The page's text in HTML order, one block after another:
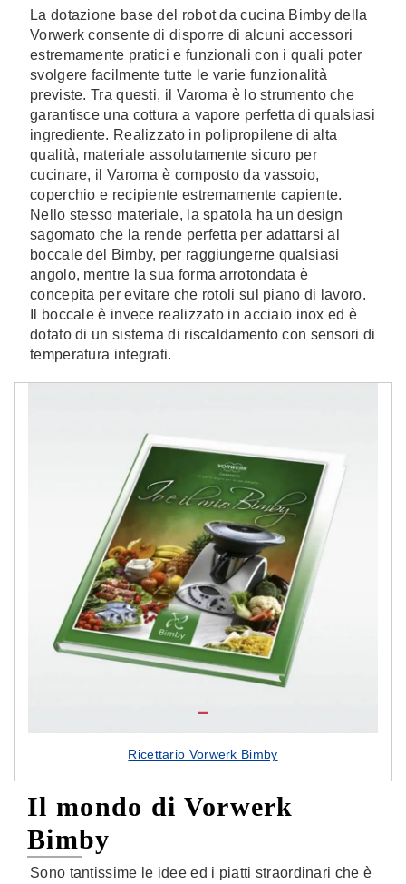
La dotazione base del robot da cucina Bimby della
Vorwerk consente di disporre di alcuni accessori
estremamente pratici e funzionali con i quali poter
svolgere facilmente tutte le varie funzionalità
previste. Tra questi, il Varoma è lo strumento che
garantisce una cottura a vapore perfetta di qualsiasi
ingrediente. Realizzato in polipropilene di alta
qualità, materiale assolutamente sicuro per
cucinare, il Varoma è composto da vassoio,
coperchio e recipiente estremamente capiente.
Nello stesso materiale, la spatola ha un design
sagomato che la rende perfetta per adattarsi al
boccale del Bimby, per raggiungerne qualsiasi
angolo, mentre la sua forma arrotondata è
concepita per evitare che rotoli sul piano di lavoro.
Il boccale è invece realizzato in acciaio inox ed è
dotato di un sistema di riscaldamento con sensori di
temperatura integrati.
Ricettario Vorwerk Bimby
Il mondo di Vorwerk
Bimby
Sono tantissime le idee ed i piatti straordinari che è